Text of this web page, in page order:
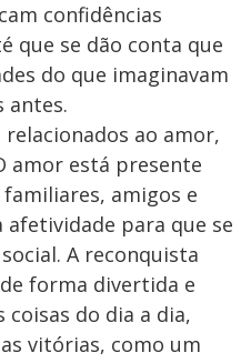
confidências
que se dão conta que
do que imaginavam
antes.
ao amor,
amor está presente
amigos e
afetividade para que se
A reconquista
forma divertida e
coisas do dia a dia,
vitórias, como um